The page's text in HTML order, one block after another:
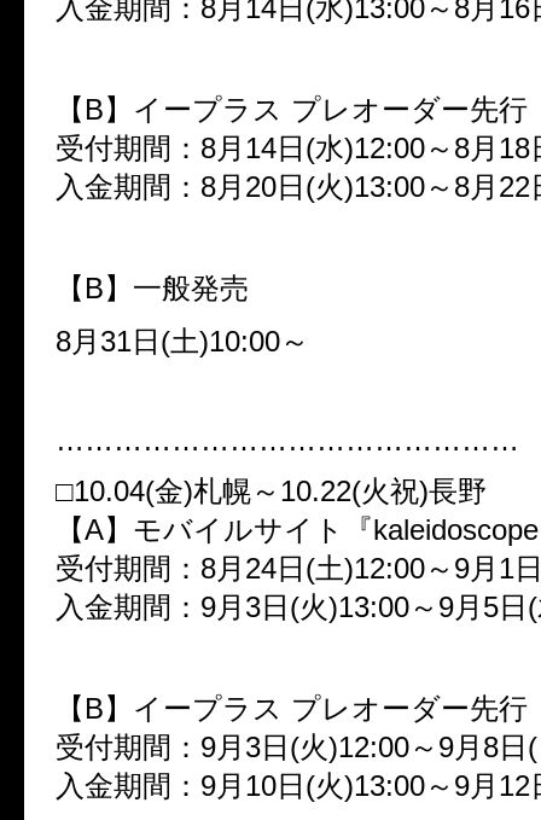
入金期間： 8月 14日 (水)13:00～ 8月 16
【 B】イープラス プレオーダー先行
受付期間： 8月 14日 (水)12:00～ 8月 18
入金期間： 8月 20日 (火)13:00～ 8月 22
【 B】一般発売
8月 31日 (土)10:00～
…………………………………………
□10.04(金)札幌～ 10.22(火祝)長野
【A】モバイルサイト『kaleidoscope
受付期間： 8月 24日 (土)12:00～ 9月 1
入金期間： 9月 3日 (火)13:00～ 9月 5日 (
【 B】イープラス プレオーダー先行
受付期間： 9月 3日 (火)12:00～ 9月 8日 (
入金期間： 9月 10日 (火)13:00～ 9月 12